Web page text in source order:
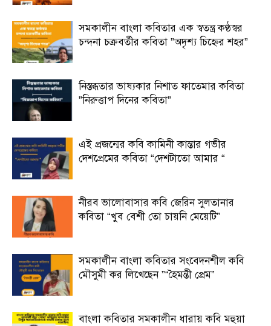
সমকালীন বাংলা কবিতার এক স্বতন্ত্র কণ্ঠস্বর
চন্দনা চক্রবর্তীর কবিতা ”অদৃশ্য চিহ্নের শহর”
নিস্তব্ধতার ভাষ্যকার নিশাত ফাতেমার কবিতা
”নিরুত্তাপ দিনের কবিতা”
এই প্রজন্মের কবি কামিনী কান্তার গভীর
দেশপ্রেমের কবিতা “দেশটাতো আমার “
নীরব ভালোবাসার কবি জেরিন সুলতানার
কবিতা “খুব বেশী তো চায়নি মেয়েটি”
সমকালীন বাংলা কবিতার সংবেদনশীল কবি
মৌসুমী কর লিখেছেন ”“হৈমন্তী প্রেম”
বাংলা কবিতার সমকালীন ধারায় কবি মহুয়া